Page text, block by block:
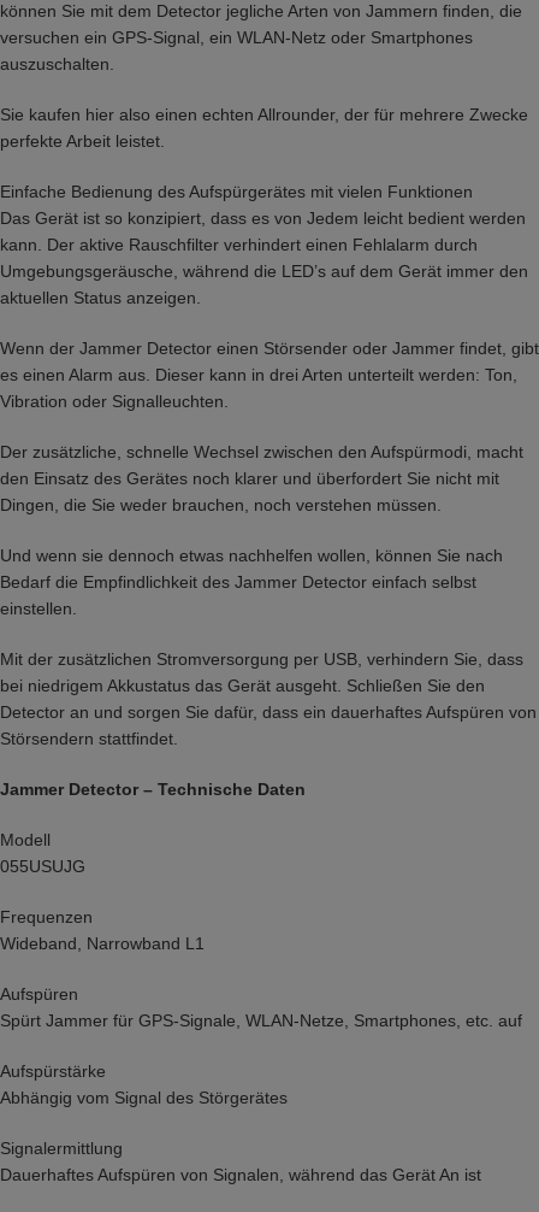
können Sie mit dem Detector jegliche Arten von Jammern finden, die
versuchen ein GPS-Signal, ein WLAN-Netz oder Smartphones
auszuschalten.
Sie kaufen hier also einen echten Allrounder, der für mehrere Zwecke
perfekte Arbeit leistet.
Einfache Bedienung des Aufspürgerätes mit vielen Funktionen
Das Gerät ist so konzipiert, dass es von Jedem leicht bedient werden
kann. Der aktive Rauschfilter verhindert einen Fehlalarm durch
Umgebungsgeräusche, während die LED’s auf dem Gerät immer den
aktuellen Status anzeigen.
Wenn der Jammer Detector einen Störsender oder Jammer findet, gibt
es einen Alarm aus. Dieser kann in drei Arten unterteilt werden: Ton,
Vibration oder Signalleuchten.
Der zusätzliche, schnelle Wechsel zwischen den Aufspürmodi, macht
den Einsatz des Gerätes noch klarer und überfordert Sie nicht mit
Dingen, die Sie weder brauchen, noch verstehen müssen.
Und wenn sie dennoch etwas nachhelfen wollen, können Sie nach
Bedarf die Empfindlichkeit des Jammer Detector einfach selbst
einstellen.
Mit der zusätzlichen Stromversorgung per USB, verhindern Sie, dass
bei niedrigem Akkustatus das Gerät ausgeht. Schließen Sie den
Detector an und sorgen Sie dafür, dass ein dauerhaftes Aufspüren von
Störsendern stattfindet.
Jammer Detector – Technische Daten
Modell
055USUJG
Frequenzen
Wideband, Narrowband L1
Aufspüren
Spürt Jammer für GPS-Signale, WLAN-Netze, Smartphones, etc. auf
Aufspürstärke
Abhängig vom Signal des Störgerätes
Signalermittlung
Dauerhaftes Aufspüren von Signalen, während das Gerät An ist